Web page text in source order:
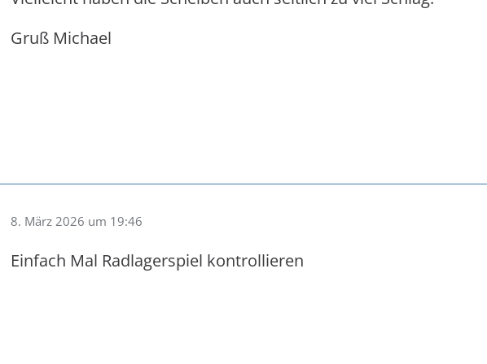
Gruß Michael
8. März 2026 um 19:46
Einfach Mal Radlagerspiel kontrollieren